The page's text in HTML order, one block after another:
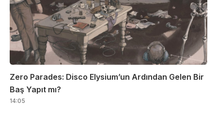
Zero Parades: Disco Elysium’un Ardından Gelen Bir
Baş Yapıt mı?
14:05